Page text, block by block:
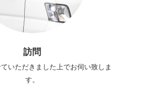
訪問
いただきました上でお伺い致しま
す。